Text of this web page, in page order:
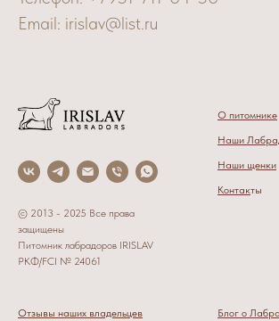
Email: irislav@list.ru
© 2013 - 2025 Все права
защищены
Питомник лабрадоров IRISLAV
РКФ/FCI № 24061
О питомнике
Наши
Наши щенки
Контакты
Отзывы наших владельцев
Блог о